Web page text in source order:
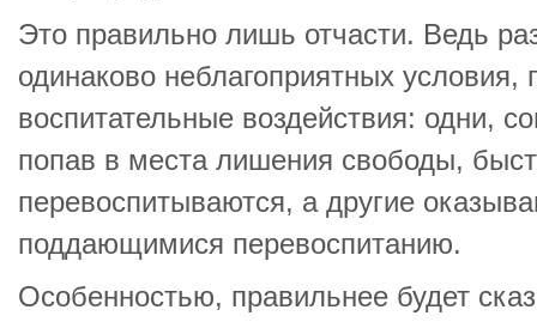
Это правильно лишь отчасти. Ведь
одинаково неблагоприятных условия,
воспитательные воздействия: одни,
попав в места лишения свободы,
перевоспитываются, а другие
поддающимися перевоспитанию.
Особенностью, правильнее будет